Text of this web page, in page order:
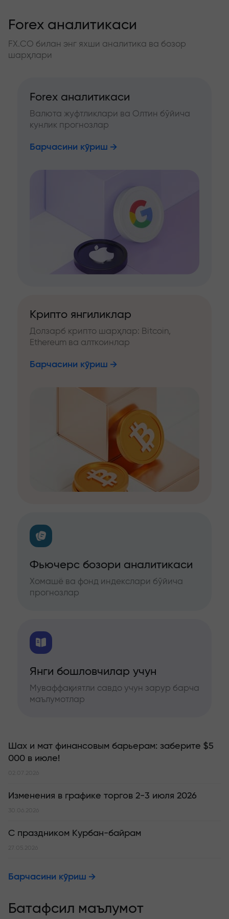
Forex аналитикаси
FX.CO билан энг яхши аналитика ва бозор
шарҳлари
Forex аналитикаси
Валюта жуфтликлари ва Олтин бўйича
кунлик прогнозлар
Барчасини кўриш
Крипто янгиликлар
Долзарб крипто шарҳлар: Bitcoin,
Ethereum ва алткоинлар
Барчасини кўриш
Фьючерс бозори аналитикаси
Хомашё ва фонд индекслари бўйича
прогнозлар
Янги бошловчилар учун
Муваффақиятли савдо учун зарур барча
маълумотлар
Шах и мат финансовым барьерам: заберите $5
000 в июле!
02.07.2026
Изменения в графике торгов 2-3 июля 2026
30.06.2026
С праздником Курбан-байрам
27.05.2026
Барчасини кўриш
Батафсил маълумот